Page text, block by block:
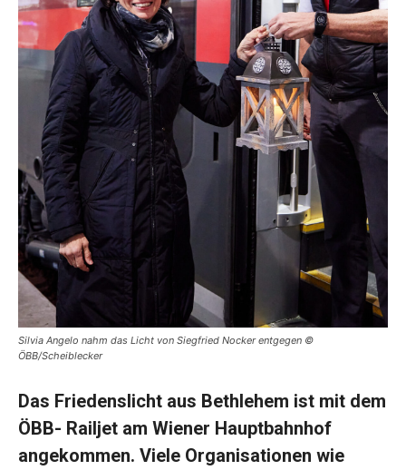
Silvia Angelo nahm das Licht von Siegfried Nocker entgegen ©
ÖBB/Scheiblecker
Das Friedenslicht aus Bethlehem ist mit dem
ÖBB- Railjet am Wiener Hauptbahnhof
angekommen. Viele Organisationen wie